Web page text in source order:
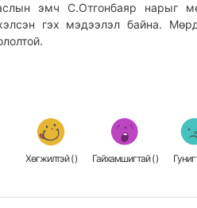
эмч С.Отгонбаяр нарыг
гэх мэдээлэл байна.
Хөгжилтэй () Гайхамшигтай ()